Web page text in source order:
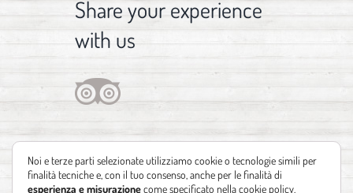
Share your experience
with us
Noi e terze parti selezionate utilizziamo cookie o tecnologie simili per
finalità tecniche e, con il tuo consenso, anche per le finalità di
esperienza e misurazionecome specificato nellacookie policy